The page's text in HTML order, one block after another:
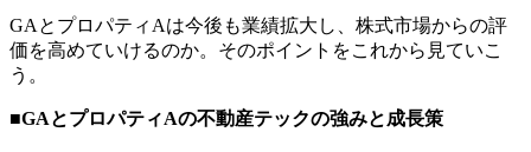
GAとプロパティAは今後も業績拡大し、株式市場からの評
価を高めていけるのか。そのポイントをこれから見ていこ
う。
■GAとプロパティAの不動産テックの強みと成長策